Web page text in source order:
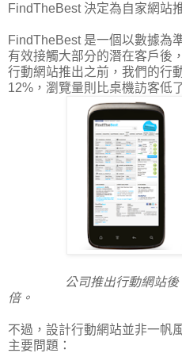
FindTheBest 決定為自家網站
FindTheBest 是一個以數據為
有效接觸大部分的潛在客戶後
行動網站推出之前，我們的行
12%，瀏覽量則比桌機訪客低
公司推出行動網站
倍。
不過，設計行動網站並非一帆
主要問題：